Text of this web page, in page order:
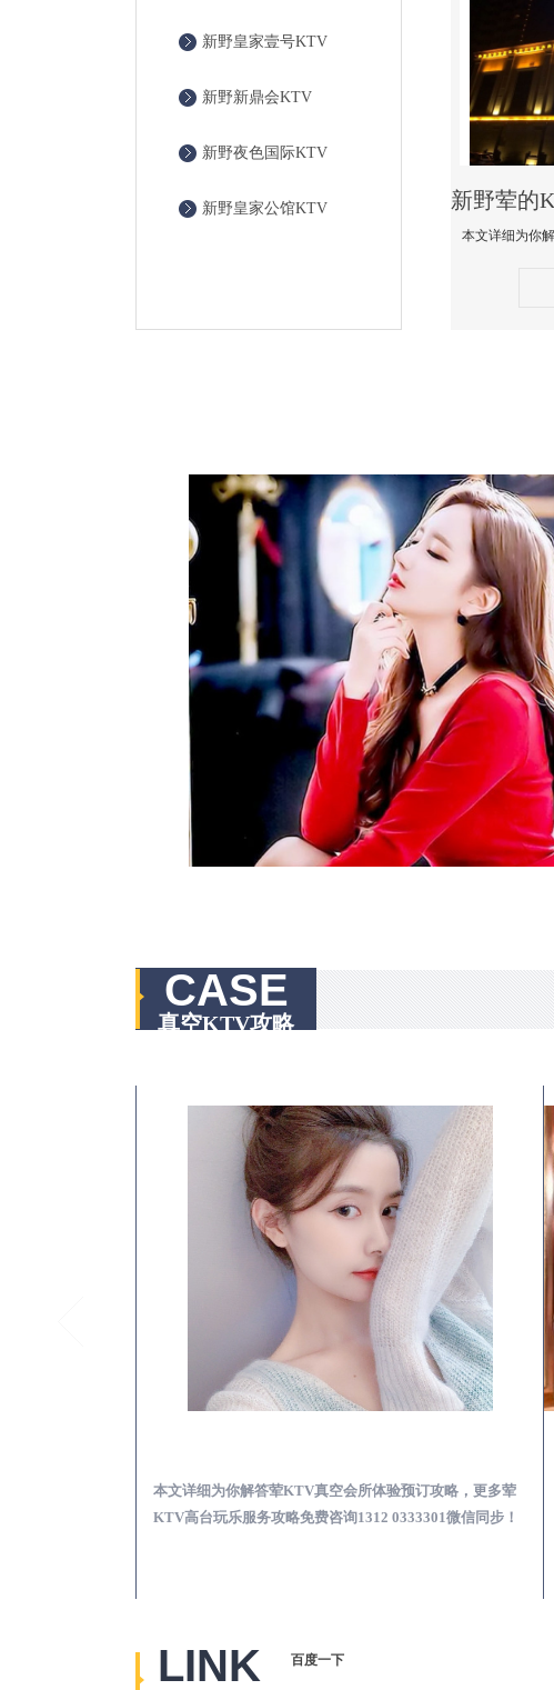
新野皇家壹号KTV
新野新鼎会KTV
新野夜色国际KTV
新野皇家公馆KTV
CASE
真空KTV攻略
本文详细为你解答荤KTV真空会所体验预订攻略，更多荤
KTV高台玩乐服务攻略免费咨询1312 0333301微信同步！
LINK 百度一下